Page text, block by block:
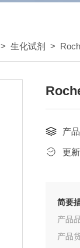
>生化试剂 >
产
更
简要
产品
产品